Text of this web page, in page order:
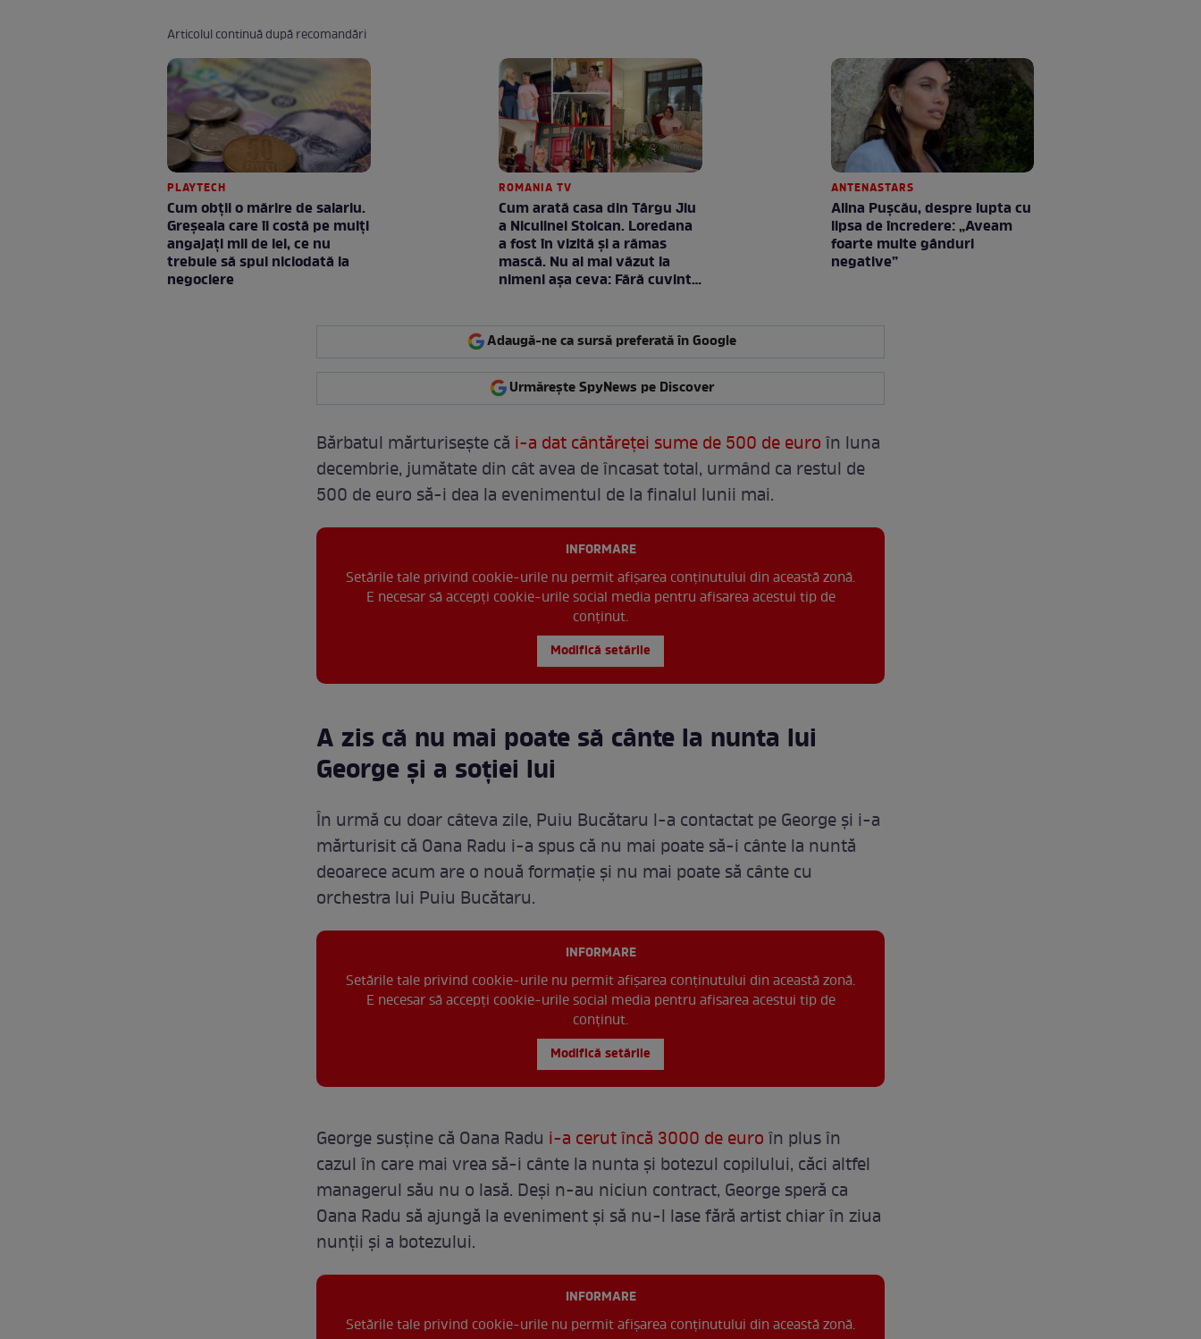
Articolul continuă după recomandări
PLAYTECH
Cum obții o mărire de salariu.
Greșeala care îi costă pe mulți
angajați mii de lei, ce nu
trebuie să spui niciodată la
negociere
ROMANIA TV
Cum arată casa din Târgu Jiu
a Niculinei Stoican. Loredana
a fost în vizită și a rămas
mască. Nu ai mai văzut la
nimeni așa ceva: Fără cuvinte
ANTENASTARS
Alina Pușcău, despre lupta cu
lipsa de încredere: „Aveam
foarte multe gânduri
negative”
Adaugă-ne ca sursă preferată în Google
Urmărește SpyNews pe Discover
Bărbatul mărturisește că i-a dat cântăreței sume de 500 de euroîn luna
decembrie, jumătate din cât avea de încasat total, urmând ca restul de
500 de euro să-i dea la evenimentul de la finalul lunii mai.
INFORMARE
Setările tale privind cookie-urile nu permit afișarea conținutului din această zonă.
E necesar să accepți cookie-urile social media pentru afisarea acestui tip de
conținut.
Modifică setările
A zis că nu mai poate să cânte la nunta lui
George și a soției lui
În urmă cu doar câteva zile, Puiu Bucătaru l-a contactat pe George și i-a
mărturisit că Oana Radu i-a spus că nu mai poate să-i cânte la nuntă
deoarece acum are o nouă formație și nu mai poate să cânte cu
orchestra lui Puiu Bucătaru.
INFORMARE
Setările tale privind cookie-urile nu permit afișarea conținutului din această zonă.
E necesar să accepți cookie-urile social media pentru afisarea acestui tip de
conținut.
Modifică setările
George susține că Oana Radu i-a cerut încă 3000 de euroîn plus în
cazul în care mai vrea să-i cânte la nunta și botezul copilului, căci altfel
managerul său nu o lasă. Deși n-au niciun contract, George speră ca
Oana Radu să ajungă la eveniment și să nu-l lase fără artist chiar în ziua
nunții și a botezului.
INFORMARE
Setările tale privind cookie-urile nu permit afișarea conținutului din această zonă.